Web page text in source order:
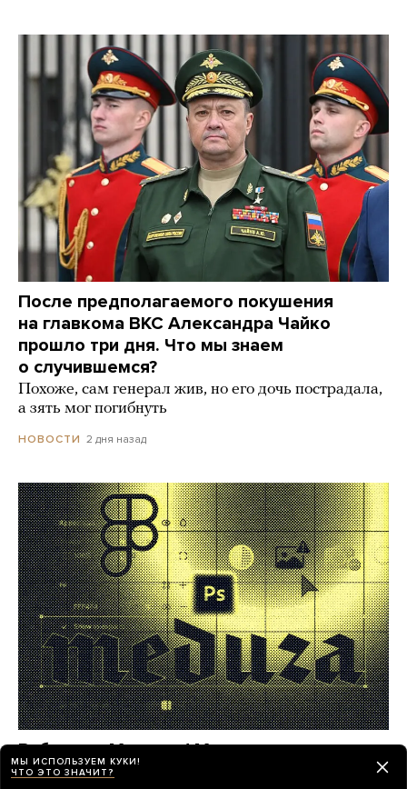
После предполагаемого покушения
на главкома ВКС Александра Чайко
прошло три дня. Что мы знаем
о случившемся?
Похоже, сам генерал жив, но его дочь пострадала,
а зять мог погибнуть
НОВОСТИ 2 дня назад
Работа в «Медузе»! Мы ищем
фоторедактора
МЫ ИСПОЛЬЗУЕМ КУКИ!
ЧТО ЭТО ЗНАЧИТ?